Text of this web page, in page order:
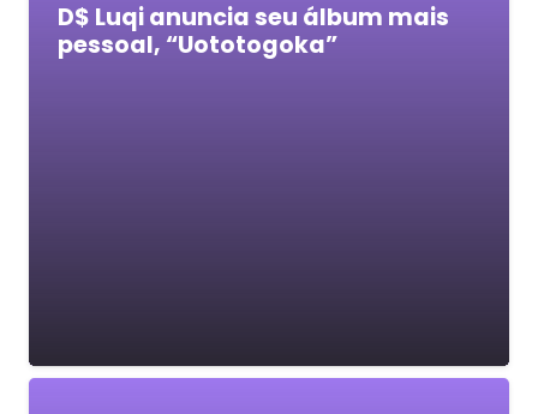
D$ Luqi anuncia seu álbum mais
pessoal, “Uototogoka”